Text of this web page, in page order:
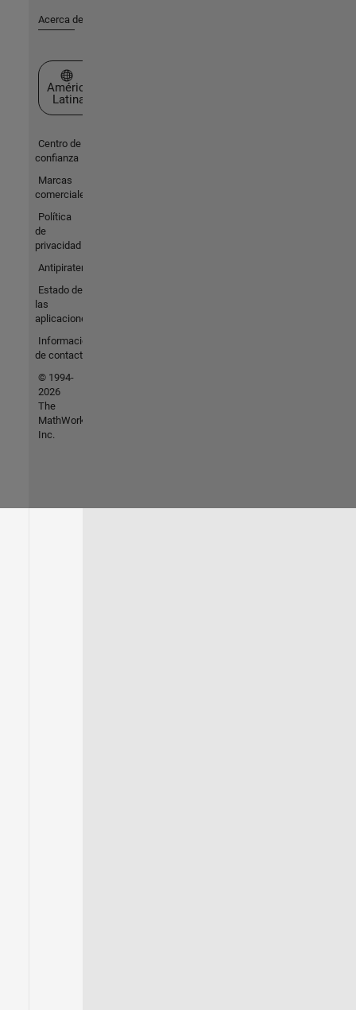
Acerca de MathWorks
Seleccione un país/idioma
América
Latina
Centro de
confianza
Marcas
comerciales
Política
de
privacidad
Antipiratería
Estado de
las
aplicaciones
Información
de contacto
© 1994-
2026
The
MathWorks,
Inc.